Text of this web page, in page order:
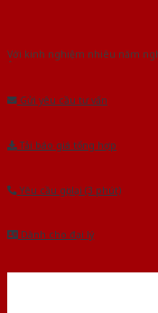
Với kinh nghiệm nhiêu năm
Gửi yêu cầu tư vấn
Tải báo giá tổng hợp
Yêu cầu gọi lại (3 phút)
Dành cho đại lý